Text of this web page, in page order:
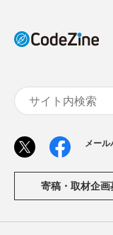
メー
寄稿・取材企画